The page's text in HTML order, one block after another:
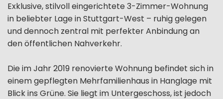
Exklusive, stilvoll eingerichtete 3-Zimmer-Wohnung
in beliebter Lage in Stuttgart-West – ruhig gelegen
und dennoch zentral mit perfekter Anbindung an
den öffentlichen Nahverkehr.
Die im Jahr 2019 renovierte Wohnung befindet sich in
einem gepflegten Mehrfamilienhaus in Hanglage mit
Blick ins Grüne. Sie liegt im Untergeschoss, ist jedoch